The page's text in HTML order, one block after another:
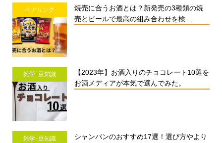
ペアリング
焼売に合うお酒とは？新発売の3種類の焼
売とビールで最高の組み合わせを検...
雑学･豆知識
【2023年】お酒入りのチョコレート10選を
お酒メディアが本気で選んでみた。
雑学･豆知識
シャンパンのおすすめ17選！選び方やより